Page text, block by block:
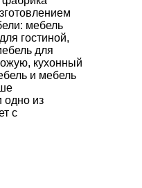
мебель
гостиной,
для
кухонный
и мебель
одно из
с